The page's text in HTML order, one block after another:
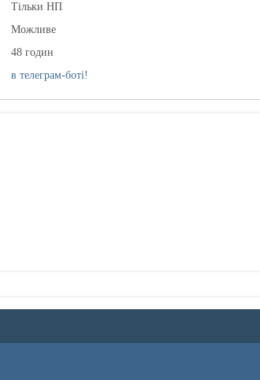
Тільки НП
Можливе
48 годин
в телеграм-боті!